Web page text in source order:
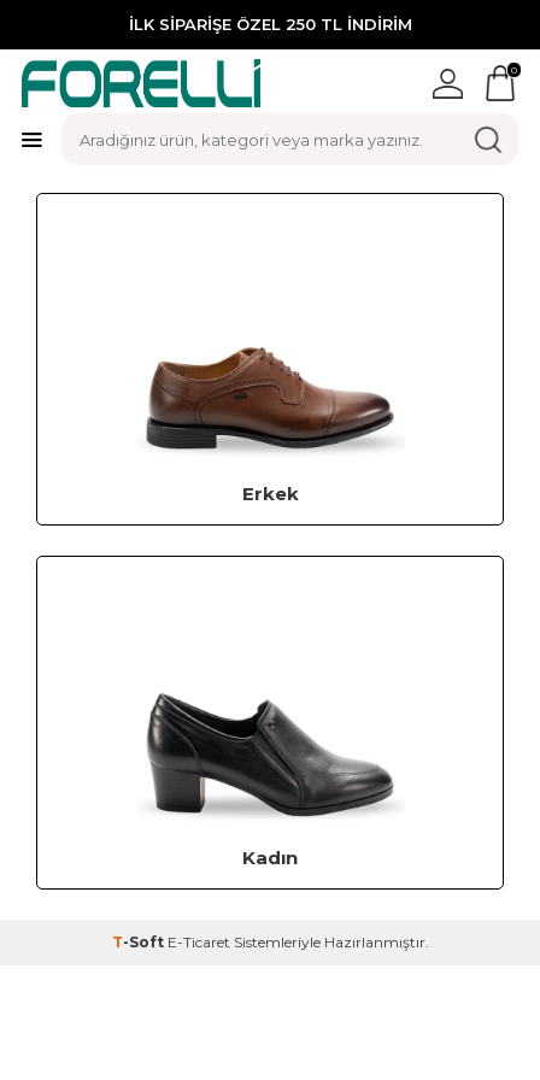
İLK SİPARİŞE ÖZEL 250 TL İNDİRİM
0
Erkek
Kadın
T-Soft E-Ticaret Sistemleriyle Hazırlanmıştır.